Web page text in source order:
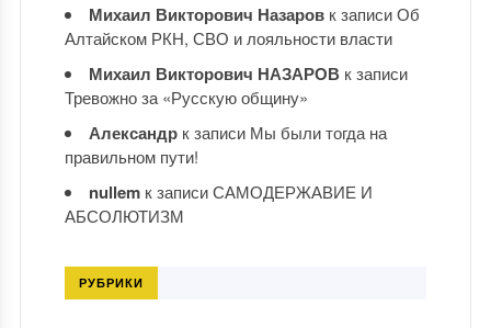
Михаил Викторович Назаровк записиОб
Алтайском РКН, СВО и лояльности власти
Михаил Викторович НАЗАРОВ к записи
Тревожно за «Русскую общину»
Александрк записи Мы были тогда на
правильном пути!
nullemк записиСАМОДЕРЖАВИЕ И
АБСОЛЮТИЗМ
РУБРИКИ